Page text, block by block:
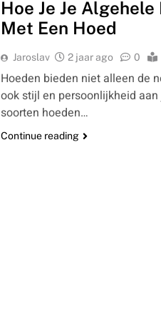
Hoe Je Je
Met Een Hoed
Jaroslav 2 jaar ago 0
Hoeden bieden niet alleen de
ook stijl en persoonlijkheid
soorten hoeden…
Continue reading